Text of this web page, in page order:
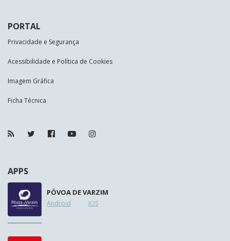
PORTAL
Privacidade e Segurança
Acessibilidade e Política de Cookies
Imagem Gráfica
Ficha Técnica
APPS
PÓVOA DE VARZIM
Android IOS